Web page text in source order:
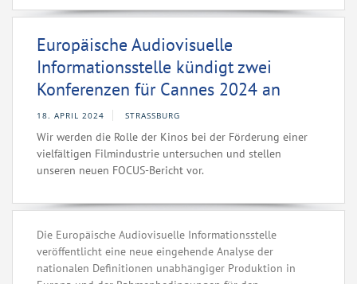
Europäische Audiovisuelle
Informationsstelle kündigt zwei
Konferenzen für Cannes 2024 an
18. APRIL 2024 STRASSBURG
Wir werden die Rolle der Kinos bei der Förderung einer
vielfältigen Filmindustrie untersuchen und stellen
unseren neuen FOCUS-Bericht vor.
Die Europäische Audiovisuelle Informationsstelle
veröffentlicht eine neue eingehende Analyse der
nationalen Definitionen unabhängiger Produktion in